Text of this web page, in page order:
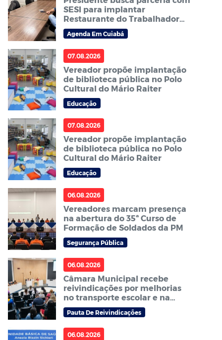
SESI para implantar
Restaurante do Trabalhador
em Sorriso
Agenda Em Cuiabá
07.08.2026
Vereador propõe implantação
de biblioteca pública no Polo
Cultural do Mário Raiter
Educação
07.08.2026
Vereador propõe implantação
de biblioteca pública no Polo
Cultural do Mário Raiter
Educação
06.08.2026
Vereadores marcam presença
na abertura do 35ª Curso de
Formação de Soldados da PM
Segurança Pública
06.08.2026
Câmara Municipal recebe
reivindicações por melhorias
no transporte escolar e na
carga horária dos ACS e ACE
Pauta De Reivindicações
06.08.2026